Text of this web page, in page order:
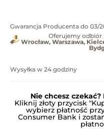
Gwarancja Producenta do 03/
Oferujemy odbiór
Wrocław, Warszawa,
Wysyłka w 24 godziny
Nie chcesz
Kliknij złoty przycisk
wybierz płatność
Consumer Bank i